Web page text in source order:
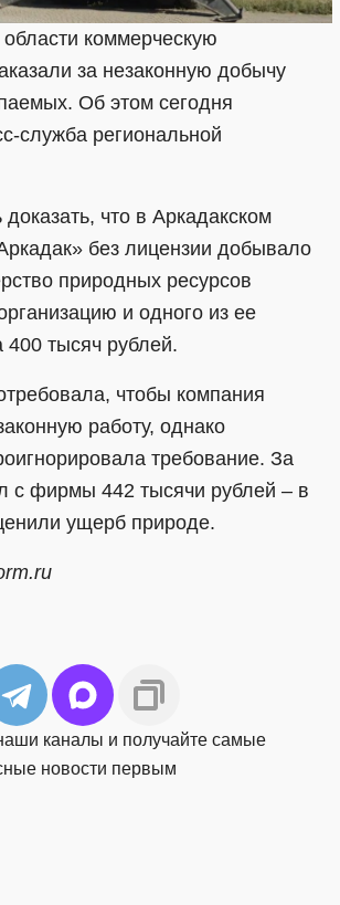
коммерческую
за незаконную добычу
Об этом сегодня
служба региональной
что в Аркадакском
без лицензии добывало
природных ресурсов
и одного из ее
400 тысяч рублей.
чтобы компания
работу, однако
требование. За
с фирмы 442 тысячи рублей – в
ущерб природе.
каналы и получайте самые
новости первым